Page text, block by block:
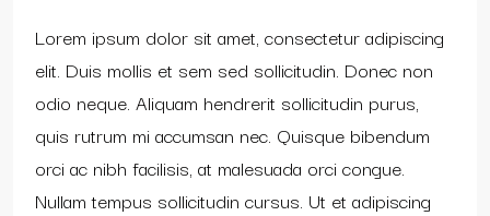
Lorem ipsum dolor sit amet, consectetur adipiscing
elit. Duis mollis et sem sed sollicitudin. Donec non
odio neque. Aliquam hendrerit sollicitudin purus,
quis rutrum mi accumsan nec. Quisque bibendum
orci ac nibh facilisis, at malesuada orci congue.
Nullam tempus sollicitudin cursus. Ut et adipiscing